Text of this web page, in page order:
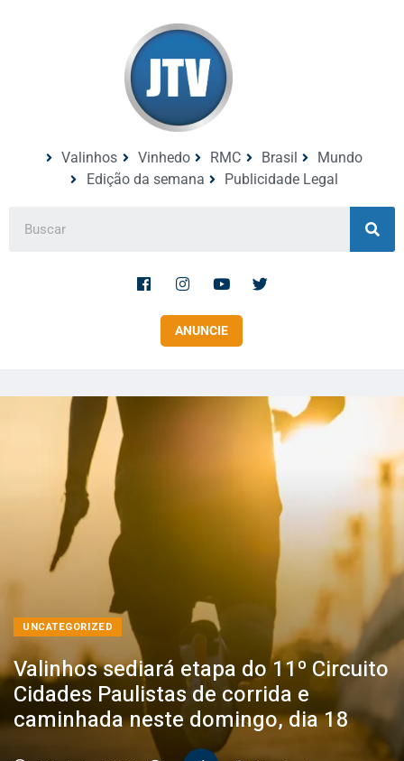
Valinhos Vinhedo RMC Brasil
Mundo
Edição da semana
Publicidade Legal
ANUNCIE
UNCATEGORIZED
Valinhos sediará etapa do 11º Circuito
Cidades Paulistas de corrida e
caminhada neste domingo, dia 18